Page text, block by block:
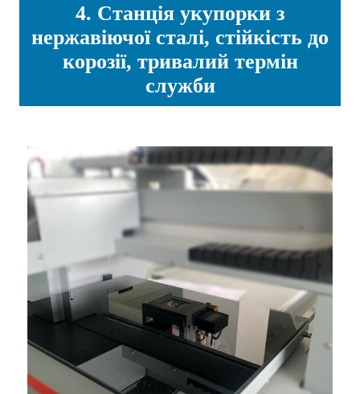
4. Станція укупорки з
нержавіючої сталі, стійкість до
корозії, тривалий термін
служби